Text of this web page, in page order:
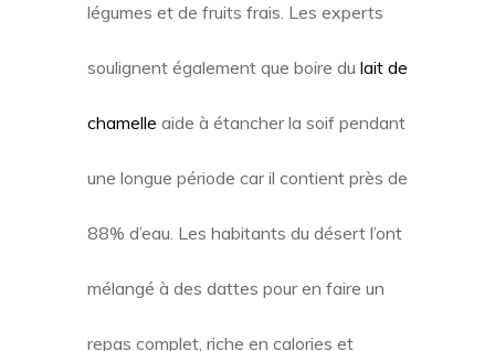
légumes et de fruits frais. Les experts
soulignent également que boire du lait de
chamelle aide à étancher la soif pendant
une longue période car il contient près de
88% d’eau. Les habitants du désert l’ont
mélangé à des dattes pour en faire un
repas complet, riche en calories et